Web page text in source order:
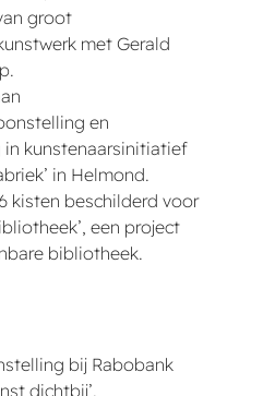
groot
met Gerald
en
in kunstenaarsinitiatief
in Helmond.
kisten beschilderd voor
een project
bibliotheek.
bij Rabobank
dichtbij’.